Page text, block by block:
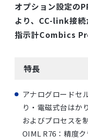
オプション設定の
より、CC-link接続
指示計Combics
特長
アナログロードセ
り・電磁式台はか
およびプロセスを
OIML R76：精度